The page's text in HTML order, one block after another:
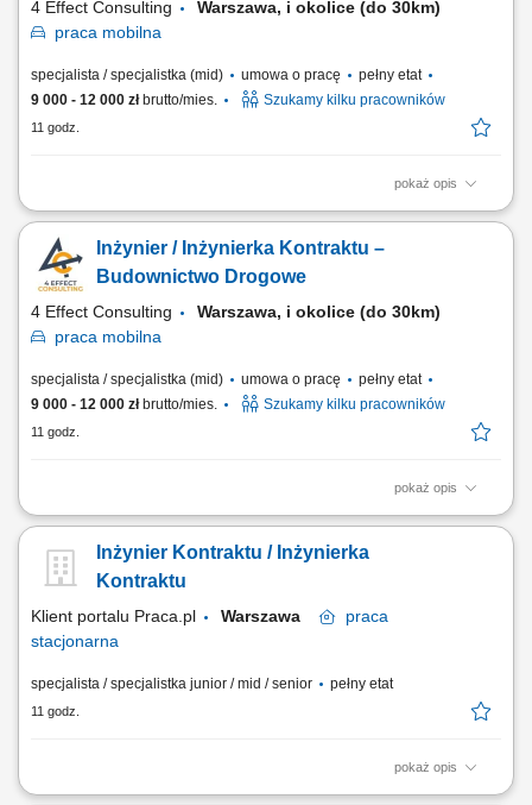
4 Effect Consulting
Warszawa, i okolice (do 30km)
praca mobilna
specjalista / specjalistka (mid) umowa o pracę
pełny etat
9 000 - 12 000 złbrutto/mies. Szukamy kilku pracowników
11 godz.
pokaż opis
Miejsce pracy: Warszawa i okolice (do 30k) Opis stanowiska: Bieżąca
podwykonawczymi w zakresie geotechniki, geodezji i raportowania;
Przestrzeganie przepisów BHP i ochrony środowiska na terenie budowy
oraz nadzór nad...
Inżynier / Inżynierka Kontraktu –
Budownictwo Drogowe
4 Effect Consulting
Warszawa, i okolice (do 30km)
praca mobilna
specjalista / specjalistka (mid) umowa o pracę
pełny etat
9 000 - 12 000 złbrutto/mies. Szukamy kilku pracowników
11 godz.
pokaż opis
Miejsce pracy: Warszawa i okolice (do 30k) Opis stanowiska:
harmonogramem oraz dokumentacją techniczną. Współpraca z
inwestorem, projektantami i podwykonawcami na każdym etapie
Inżynier Kontraktu / Inżynierka
Kontraktu
Klient portalu Praca.pl Warszawa
praca
stacjonarna
specjalista / specjalistka junior / mid / senior pełny etat
11 godz.
pokaż opis
Przygotowywanie i realizacja planu kontraktu we współpracy z klientem;